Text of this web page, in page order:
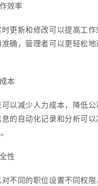
效率
时更新和修改可以提高工
准确，管理者可以更轻松
本
以减少人力成本，降低
息的自动化记录和分析可
性
对不同的职位设置不同权